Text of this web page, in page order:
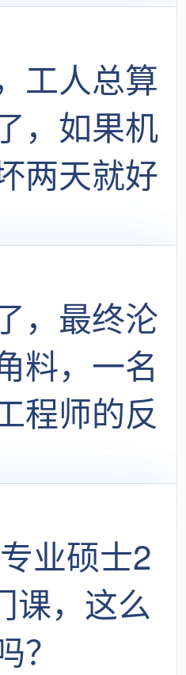
工人总算
，如果机
两天就好
，最终沦
料，一名
程师的反
业硕士2
课，这么
？